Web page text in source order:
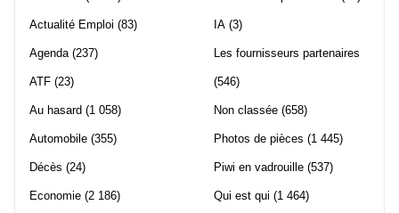
Actualité Emploi (83)
Agenda (237)
ATF (23)
Au hasard (1 058)
Automobile (355)
Décès (24)
Economie (2 186)
IA (3)
Les fournisseurs partenaires
(546)
Non classée (658)
Photos de pièces (1 445)
Piwi en vadrouille (537)
Qui est qui (1 464)